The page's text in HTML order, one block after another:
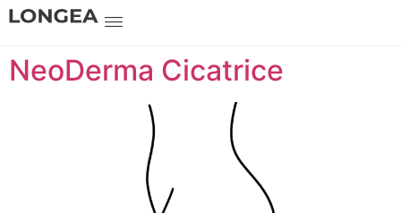
NeoDerma Cicatrice